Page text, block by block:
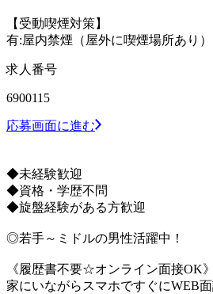
【受動喫煙対策】
有:屋内禁煙（屋外に喫煙場所あり）
求人番号
6900115
応募画面に進む
◆未経験歓迎
◆資格・学歴不問
◆旋盤経験がある方歓迎
◎若手～ミドルの男性活躍中！
《履歴書不要☆オンライン面接OK》
家にいながらスマホですぐにWEB